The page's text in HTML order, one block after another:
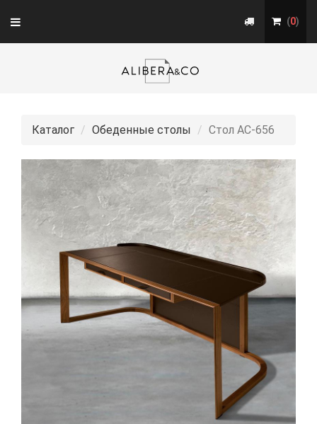
Toggle
navigation
(0)
Каталог Обеденные столы Стол АС-656